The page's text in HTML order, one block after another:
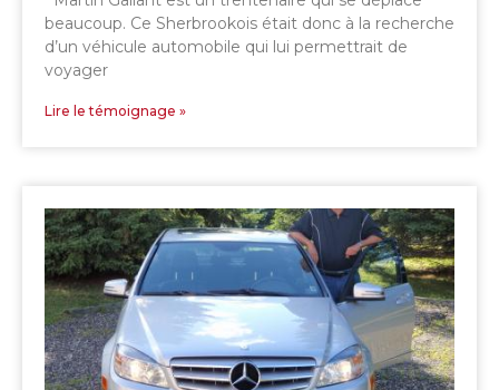
beaucoup. Ce Sherbrookois était donc à la recherche
d’un véhicule automobile qui lui permettrait de
voyager
Lire le témoignage »
SHERBROOKE
GRANBY
MAGOG
DRUMMONDVILLE
COWANSVILLE
MAGOG